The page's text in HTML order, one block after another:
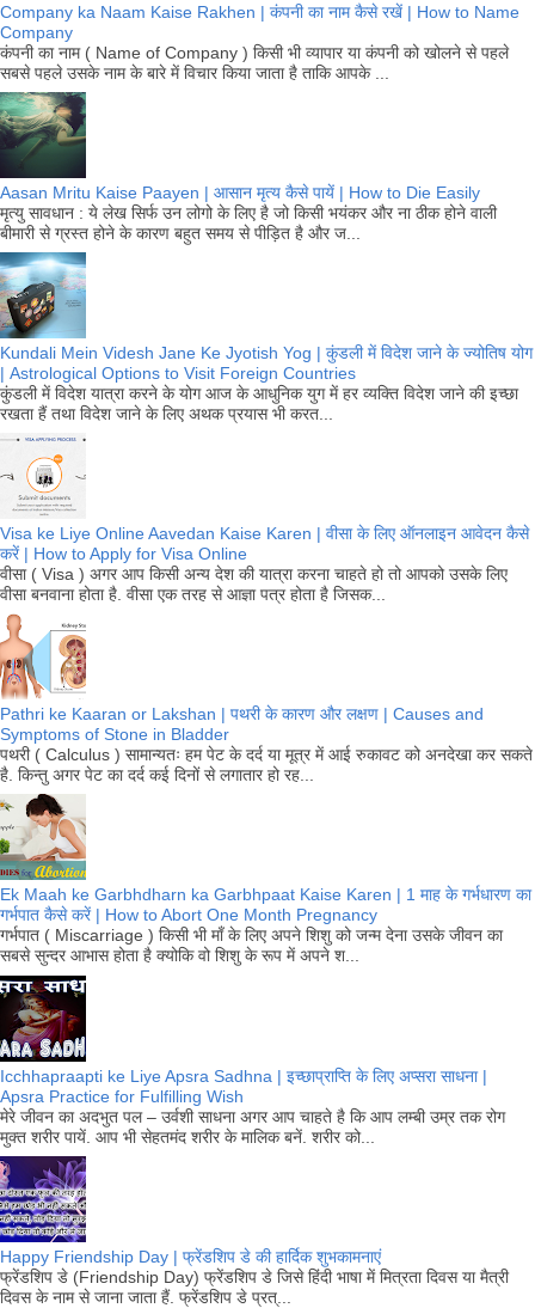
Company ka Naam Kaise Rakhen | कंपनी का नाम कैसे रखें | How to Name
Company
कंपनी का नाम ( Name of Company ) किसी भी व्यापार या कंपनी को खोलने से पहले
सबसे पहले उसके नाम के बारे में विचार किया जाता है ताकि आपके ...
Aasan Mritu Kaise Paayen | आसान मृत्य कैसे पायें | How to Die Easily
मृत्यु सावधान : ये लेख सिर्फ उन लोगो के लिए है जो किसी भयंकर और ना ठीक होने वाली
बीमारी से ग्रस्त होने के कारण बहुत समय से पीड़ित है और ज...
Kundali Mein Videsh Jane Ke Jyotish Yog | कुंडली में विदेश जाने के ज्योतिष योग
| Astrological Options to Visit Foreign Countries
कुंडली में विदेश यात्रा करने के योग आज के आधुनिक युग में हर व्यक्ति विदेश जाने की इच्छा
रखता हैं तथा विदेश जाने के लिए अथक प्रयास भी करत...
Visa ke Liye Online Aavedan Kaise Karen | वीसा के लिए ऑनलाइन आवेदन कैसे
करें | How to Apply for Visa Online
वीसा ( Visa ) अगर आप किसी अन्य देश की यात्रा करना चाहते हो तो आपको उसके लिए
वीसा बनवाना होता है. वीसा एक तरह से आज्ञा पत्र होता है जिसक...
Pathri ke Kaaran or Lakshan | पथरी के कारण और लक्षण | Causes and
Symptoms of Stone in Bladder
पथरी ( Calculus ) सामान्यतः हम पेट के दर्द या मूत्र में आई रुकावट को अनदेखा कर सकते
है. किन्तु अगर पेट का दर्द कई दिनों से लगातार हो रह...
Ek Maah ke Garbhdharn ka Garbhpaat Kaise Karen | 1 माह के गर्भधारण का
गर्भपात कैसे करें | How to Abort One Month Pregnancy
गर्भपात ( Miscarriage ) किसी भी माँ के लिए अपने शिशु को जन्म देना उसके जीवन का
सबसे सुन्दर आभास होता है क्योकि वो शिशु के रूप में अपने श...
Icchhapraapti ke Liye Apsra Sadhna | इच्छाप्राप्ति के लिए अप्सरा साधना |
Apsra Practice for Fulfilling Wish
मेरे जीवन का अदभुत पल – उर्वशी साधना अगर आप चाहते है कि आप लम्बी उम्र तक रोग
मुक्त शरीर पायें. आप भी सेहतमंद शरीर के मालिक बनें. शरीर को...
Happy Friendship Day | फ्रेंडशिप डे की हार्दिक शुभकामनाएं
फ्रेंडशिप डे (Friendship Day) फ्रेंडशिप डे जिसे हिंदी भाषा में मित्रता दिवस या मैत्री
दिवस के नाम से जाना जाता हैं. फ्रेंडशिप डे प्रत्...